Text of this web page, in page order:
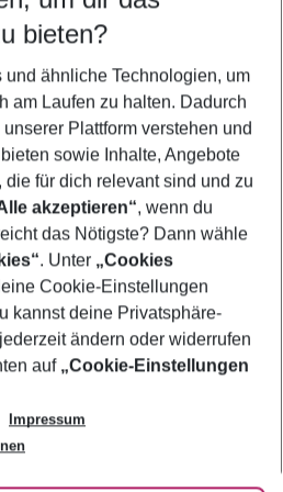
5-8 Nächte
Kinder
anzeigen
bieten?
ähnliche Technologien, um
am Laufen zu halten. Dadurch
Plattform verstehen und
sowie Inhalte, Angebote
für dich relevant sind und zu
akzeptieren“, wenn du
das Nötigste? Dann wähle
. Unter „Cookies
Cookie-Einstellungen
kannst deine Privatsphäre-
ändern oder widerrufen
auf „Cookie-Einstellungen
Impressum